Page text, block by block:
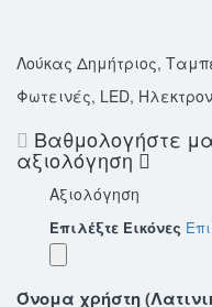
Λούκας Δημήτριος,
Φωτεινές, LED,
Βαθμολογήστε
αξιολόγηση
Αξιολόγηση
Επιλέξτε Εικόνες
Όνομα χρήστη